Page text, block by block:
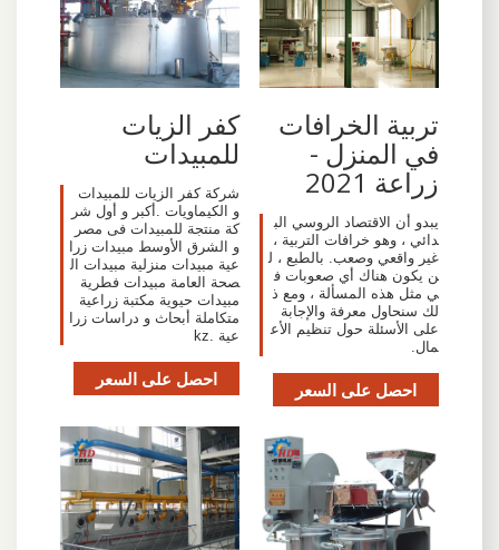
تربية الخرافات
في المنزل -
زراعة 2021
يبدو أن الاقتصاد الروسي الب
دائي ، وهو خرافات التربية ،
غير واقعي وصعب. بالطبع ، ل
ن يكون هناك أي صعوبات ف
ي مثل هذه المسألة ، ومع ذ
لك سنحاول معرفة والإجابة
على الأسئلة حول تنظيم الأع
مال.
احصل على السعر
كفر الزيات
للمبيدات
شركة كفر الزيات للمبيدات
و الكيماويات .أكبر و أول شر
كة منتجة للمبيدات فى مصر
و الشرق الأوسط مبيدات زرا
عية مبيدات منزلية مبيدات ال
صحة العامة مبيدات فطرية
مبيدات حيوية مكتبة زراعية
متكاملة أبحاث و دراسات زرا
عية .kz
احصل على السعر